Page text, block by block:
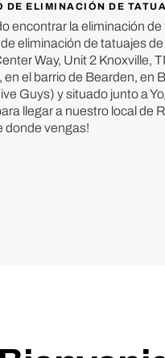
DE ELIMINACIÓN DE
encontrar la eliminación
eliminación de tatuajes de
Way, Unit 2 Knoxville,
el barrio de Bearden, en
Guys) y situado junto a
llegar a nuestro local de
donde vengas!